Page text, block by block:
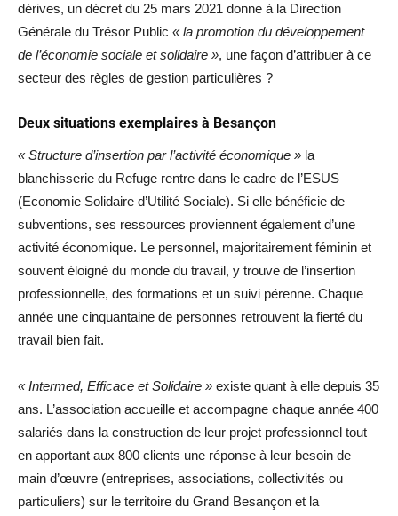
dérives, un décret du 25 mars 2021 donne à la Direction
Générale du Trésor Public « la promotion du développement
de l’économie sociale et solidaire », une façon d’attribuer à ce
secteur des règles de gestion particulières ?
Deux situations exemplaires à Besançon
« Structure d’insertion par l’activité économique » la
blanchisserie du Refuge rentre dans le cadre de l’ESUS
(Economie Solidaire d’Utilité Sociale). Si elle bénéficie de
subventions, ses ressources proviennent également d’une
activité économique. Le personnel, majoritairement féminin et
souvent éloigné du monde du travail, y trouve de l’insertion
professionnelle, des formations et un suivi pérenne. Chaque
année une cinquantaine de personnes retrouvent la fierté du
travail bien fait.
« Intermed, Efficace et Solidaire » existe quant à elle depuis 35
ans. L’association accueille et accompagne chaque année 400
salariés dans la construction de leur projet professionnel tout
en apportant aux 800 clients une réponse à leur besoin de
main d’œuvre (entreprises, associations, collectivités ou
particuliers) sur le territoire du Grand Besançon et la